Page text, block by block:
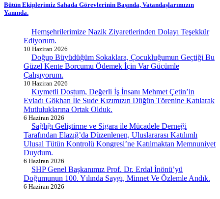
Bütün Ekiplerimiz Sahada Görevlerinin Başında, Vatandaşlarımızın
Yanında.
Hemşehrilerimize Nazik Ziyaretlerinden Dolayı Teşekkür
Ediyorum.
10 Haziran 2026
Doğup Büyüdüğüm Sokaklara, Çocukluğumun Geçtiği Bu
Güzel Kente Borcumu Ödemek İçin Var Gücümle
Çalışıyorum.
10 Haziran 2026
Kıymetli Dostum, Değerli İş İnsanı Mehmet Çetin’in
Evladı Gökhan İle Sude Kızımızın Düğün Törenine Katılarak
Mutluluklarına Ortak Olduk.
6 Haziran 2026
Sağlığı Geliştirme ve Sigara ile Mücadele Derneği
Tarafından Elazığ’da Düzenlenen, Uluslararası Katılımlı
Ulusal Tütün Kontrolü Kongresi’ne Katılmaktan Memnuniyet
Duydum.
6 Haziran 2026
SHP Genel Başkanımız Prof. Dr. Erdal İnönü’yü
Doğumunun 100. Yılında Saygı, Minnet Ve Özlemle Andık.
6 Haziran 2026